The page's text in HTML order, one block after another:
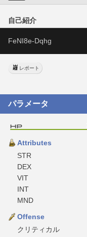
自己紹介
FeNI8e-Dqhg
レポート
パラメータ
Attributes
STR
DEX
VIT
INT
MND
Offense
クリティカル